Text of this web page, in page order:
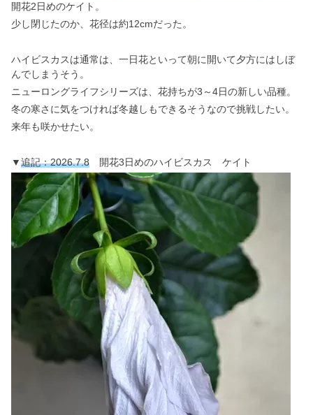
開花2日めのケイト。
少し閉じたのか、花径は約12cmだった。
ハイビスカスは通常は、一日花といって朝に開いて夕方にはしぼ
んでしまうそう。
ニューロングライフシリーズは、花持ちが3～4日の新しい品種。
冬の寒さに気をつければ冬越しもできるそうなので挑戦したい。
来年も咲かせたい。
▼追記：2026.7.8 開花3日めのハイビスカス ケイト